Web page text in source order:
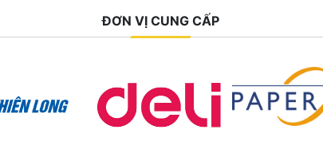
ĐƠN VỊ CUNG CẤP